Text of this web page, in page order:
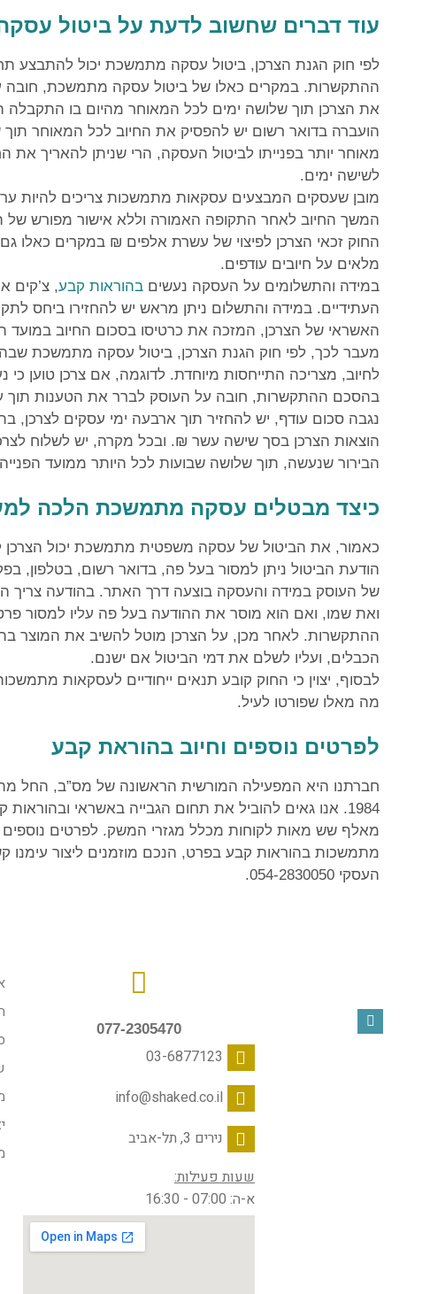
עוד דברים שחשוב לדעת על ביטול
לפי חוק הגנת הצרכן, ביטול עסקה מתמשכת יכול להתבצע
ההתקשרות. במקרים כאלו של ביטול עסקה מתמשכת, חובה
את הצרכן תוך שלושה ימים לכל המאוחר מהיום בו התקבלה
הועברה בדואר רשום יש להפסיק את החיוב לכל המאוחר תוך
מאוחר יותר בפנייתו לביטול העסקה, הרי שניתן להאריך את
לשישה ימים.
מובן שעסקים המבצעים עסקאות מתמשכות צריכים להיות
המשך החיוב לאחר התקופה האמורה וללא אישור מפורש של
החוק זכאי הצרכן לפיצוי של עשרת אלפים ₪ במקרים כאלו
מלאים על חיובים עודפים.
במידה והתשלומים על העסקה נעשים בהוראות קבע, צ’קים
העתידיים. במידה והתשלום ניתן מראש יש להחזירו ביחס
האשראי של הצרכן, המזכה את כרטיסו בסכום החיוב במועד
מעבר לכך, לפי חוק הגנת הצרכן, ביטול עסקה מתמשכת
לחיוב, מצריכה התייחסות מיוחדת. לדוגמה, אם צרכן טוען
בהסכם ההתקשרות, חובה על העוסק לברר את הטענות תוך
נגבה סכום עודף, יש להחזיר תוך ארבעה ימי עסקים לצרכן,
הוצאות הצרכן בסך שישה עשר ₪. ובכל מקרה, יש לשלוח
הבירור שנעשה, תוך שלושה שבועות לכל היותר ממועד
כיצד מבטלים עסקה מתמשכת הלכה
כאמור, את הביטול של עסקה משפטית מתמשכת יכול הצרכן
הודעת הביטול ניתן למסור בעל פה, בדואר רשום, בטלפון,
של העוסק במידה והעסקה בוצעה דרך האתר. בהודעה צריך
ואת שמו, ואם הוא מוסר את ההודעה בעל פה עליו למסור
ההתקשרות. לאחר מכן, על הצרכן מוטל להשיב את המוצר
הכבלים, ועליו לשלם את דמי הביטול אם ישנם.
לבסוף, יצוין כי החוק קובע תנאים ייחודיים לעסקאות
מה מאלו שפורטו לעיל.
לפרטים נוספים וחיוב בהוראת קבע
חברתנו היא המפעילה המורשית הראשונה של מס”ב, החל
1984. אנו גאים להוביל את תחום הגבייה באשראי
מאלף שש מאות לקוחות מכלל מגזרי המשק. לפרטים נוספים
העסקי 054-2830050.
077-2305470
03-6877123
info@shaked.co.il
נירים 3, תל-אביב
שעות פעילות:
א-ה: 07:00 - 16:30